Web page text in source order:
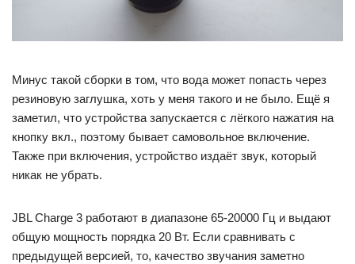
Минус такой сборки в том, что вода может попасть через
резиновую заглушка, хоть у меня такого и не было. Ещё я
заметил, что устройства запускается с лёгкого нажатия на
кнопку вкл., поэтому бывает самовольное включение.
Также при включения, устройство издаёт звук, который
никак не убрать.
JBL Charge 3 работают в диапазоне 65-20000 Гц и выдают
общую мощность порядка 20 Вт. Если сравнивать с
предыдущей версией, то, качество звучания заметно